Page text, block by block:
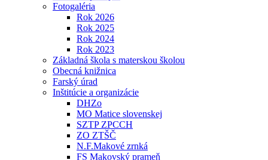
Fotogaléria
Rok 2026
Rok 2025
Rok 2024
Rok 2023
Základná škola s materskou školou
Obecná knižnica
Farský úrad
Inštitúcie a organizácie
DHZo
MO Matice slovenskej
SZTP ZPCCH
ZO ZTŠČ
N.F.Makové zrnká
FS Makovský prameň